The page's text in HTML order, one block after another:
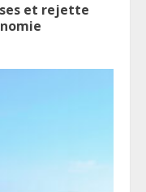
et rejette